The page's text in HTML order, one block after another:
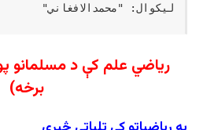
لیکوال: "محمدالافغاني"
ریاضي علم کې د مسلمانو
برخه)